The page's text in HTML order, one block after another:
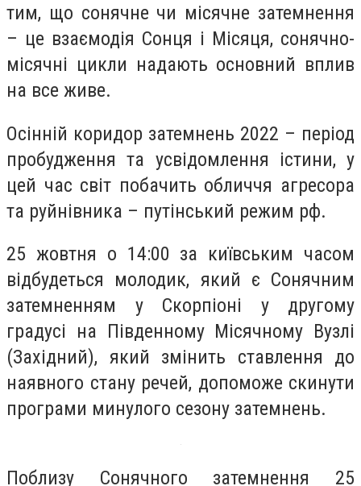
тим, що сонячне чи місячне затемнення
– це взаємодія Сонця і Місяця, сонячно-
місячні цикли надають основний вплив
на все живе.
Осінній коридор затемнень 2022 – період
пробудження та усвідомлення істини, у
цей час світ побачить обличчя агресора
та руйнівника – путінський режим рф.
25 жовтня о 14:00 за київським часом
відбудеться молодик, який є Сонячним
затемненням у Скорпіоні у другому
градусі на Південному Місячному Вузлі
(Західний), який змінить ставлення до
наявного стану речей, допоможе скинути
програми минулого сезону затемнень.
Поблизу Сонячного затемнення 25